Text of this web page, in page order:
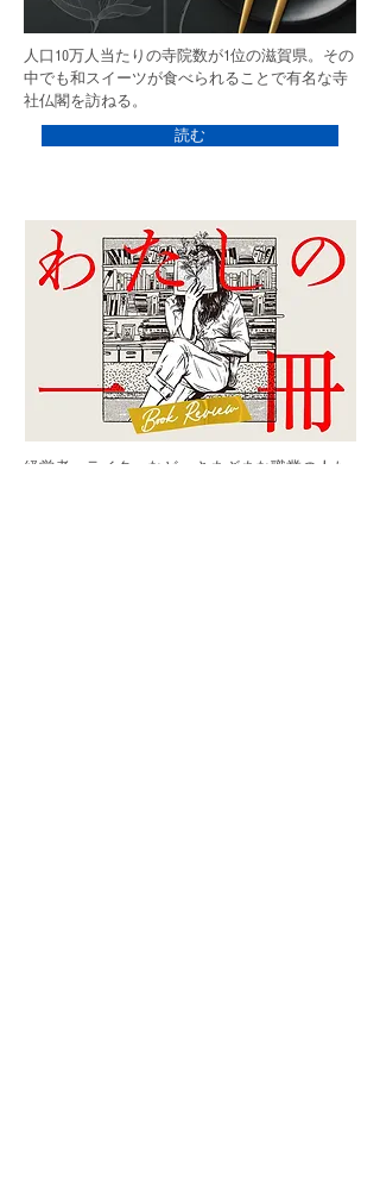
人口10万人当たりの寺院数が1位の滋賀県。その
中でも和スイーツが食べられることで有名な寺
社仏閣を訪ねる。
読む
経営者、ライターなど、さまざまな職業の人た